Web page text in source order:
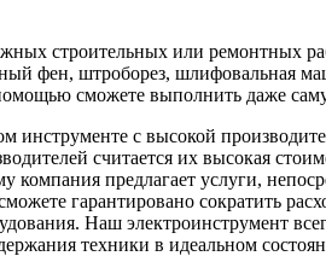
строительных или ремонтных
фен, штроборез, шлифовальная
сможете выполнить даже
инструменте с высокой
считается их высокая
предлагает услуги,
гарантировано сократить
Наш электроинструмент
техники в идеальном